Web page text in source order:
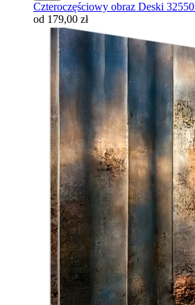
Czteroczęściowy obraz Deski 32550
od 179,00 zł